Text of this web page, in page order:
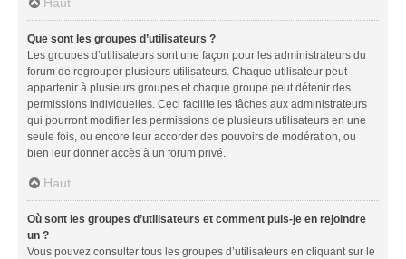
Que sont les groupes d’utilisateurs ?
Les groupes d’utilisateurs sont une façon pour les administrateurs du
forum de regrouper plusieurs utilisateurs. Chaque utilisateur peut
appartenir à plusieurs groupes et chaque groupe peut détenir des
permissions individuelles. Ceci facilite les tâches aux administrateurs
qui pourront modifier les permissions de plusieurs utilisateurs en une
seule fois, ou encore leur accorder des pouvoirs de modération, ou
bien leur donner accès à un forum privé.
Haut
Où sont les groupes d’utilisateurs et comment puis-je en rejoindre
un ?
Vous pouvez consulter tous les groupes d’utilisateurs en cliquant sur le